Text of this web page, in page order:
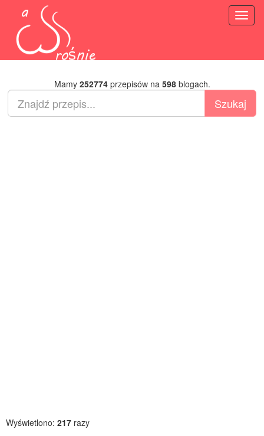
Mamy 252774przepisów na 598blogach.
Wyświetlono: 217 razy